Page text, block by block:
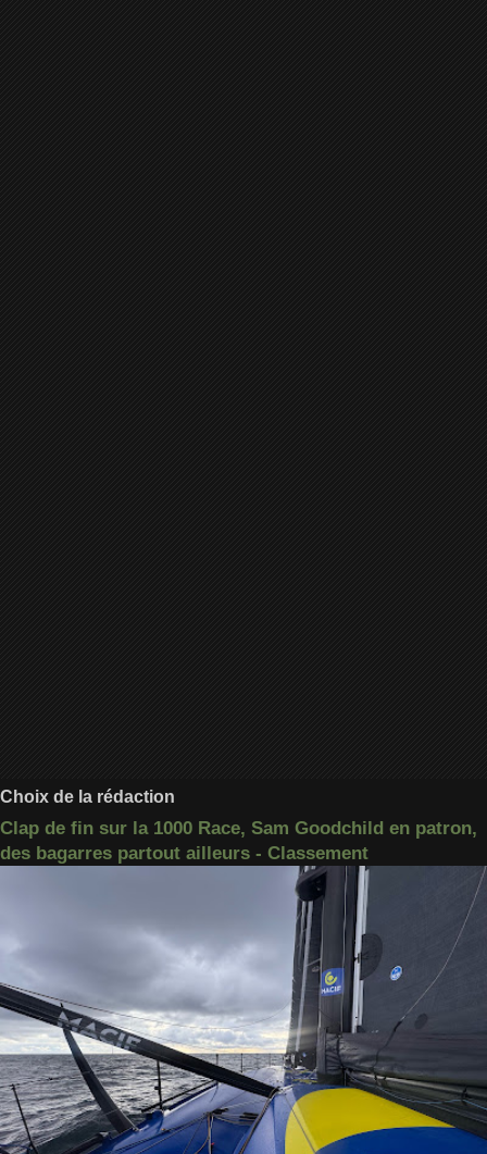
Choix de la rédaction
Clap de fin sur la 1000 Race, Sam Goodchild en patron,
des bagarres partout ailleurs - Classement